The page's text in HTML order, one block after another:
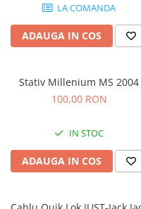
Microfoane
Accesorii de microfoane
Microfoane de broadcast
Microfoane de instrumente
Microfoane de studio
Microfoane de Suprafata
LA COMANDA
ADAUGA IN COS
Stativ Millenium MS 2004
100,00 RON
IN STOC
ADAUGA IN COS